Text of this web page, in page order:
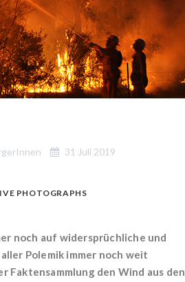
31 Juli 2019
PHOTOGRAPHS
noch auf widersprüchliche und
Polemik immer noch weit
den Wind aus den